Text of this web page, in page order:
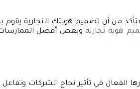
من أن تصميم هويتك التجارية يقوم
هوية تجارية وبعض أفضل الممارسات
الفعال في تأثير نجاح الشركات